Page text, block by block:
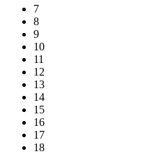
7
8
9
10
11
12
13
14
15
16
17
18